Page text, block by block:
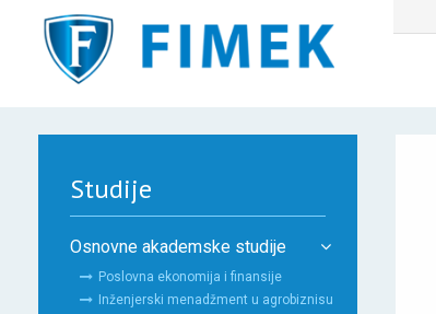
Studije
Osnovne akademske studije
Poslovna ekonomija i finansije
Inženjerski menadžment u agrobiznisu